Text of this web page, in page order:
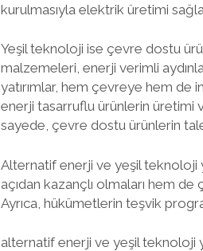
kurulmasıyla elektrik üretimi
Yeşil teknoloji ise çevre dostu
malzemeleri, enerji verimli
yatırımlar, hem çevreye hem de
enerji tasarruflu ürünlerin üretimi
sayede, çevre dostu ürünlerin
Alternatif enerji ve yeşil teknoloji
açıdan kazançlı olmaları hem
Ayrıca, hükümetlerin teşvik
alternatif enerji ve yeşil teknoloji